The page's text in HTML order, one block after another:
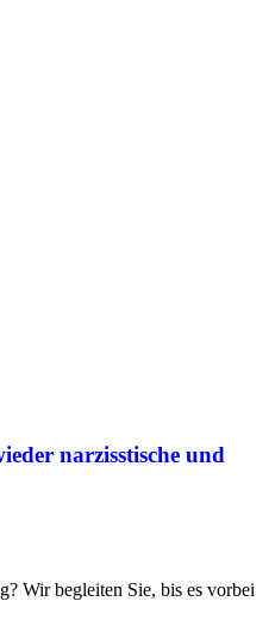
narzisstische und
Wir begleiten Sie, bis es vorbei